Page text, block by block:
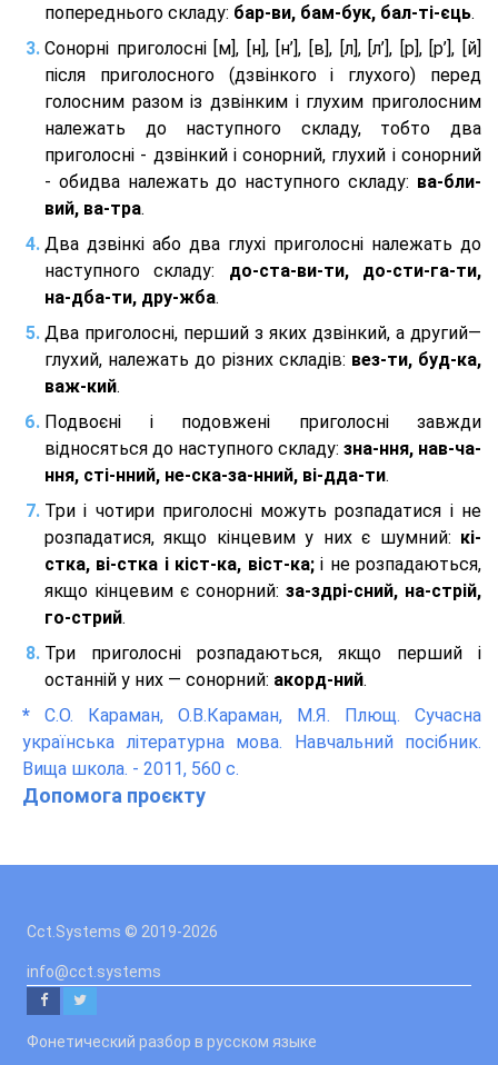
попереднього складу: бар-ви, бам-бук, бал-ті-єць.
Сонорні приголосні [м], [н], [н’], [в], [л], [л’], [р], [р’], [й]
після приголосного (дзвінкого і глухого) перед
голосним разом із дзвінким і глухим приголосним
належать до наступного складу, тобто два
приголосні - дзвінкий і сонорний, глухий і сонорний
- обидва належать до наступного складу: ва-бли-
вий, ва-тра.
Два дзвінкі або два глухі приголосні належать до
наступного складу: до-ста-ви-ти, до-сти-га-ти,
на-дба-ти, дру-жба.
Два приголосні, перший з яких дзвінкий, а другий—
глухий, належать до різних складів: вез-ти, буд-ка,
важ-кий.
Подвоєні і подовжені приголосні завжди
відносяться до наступного складу: зна-ння, нав-ча-
ння, сті-нний, не-ска-за-нний, ві-дда-ти.
Три і чотири приголосні можуть розпадатися і не
розпадатися, якщо кінцевим у них є шумний: кі-
стка, ві-стка і кіст-ка, віст-ка;і не розпадаються,
якщо кінцевим є сонорний: за-здрі-сний, на-стрій,
го-стрий.
Три приголосні розпадаються, якщо перший і
останній у них — сонорний: акорд-ний.
* С.О. Караман, О.В.Караман, М.Я. Плющ. Сучасна
українська літературна мова. Навчальний посібник.
Вища школа. - 2011, 560 с.
Допомога проєкту
Cct.Systems © 2019-2026
info@cct.systems
Фонетический разбор в русском языке